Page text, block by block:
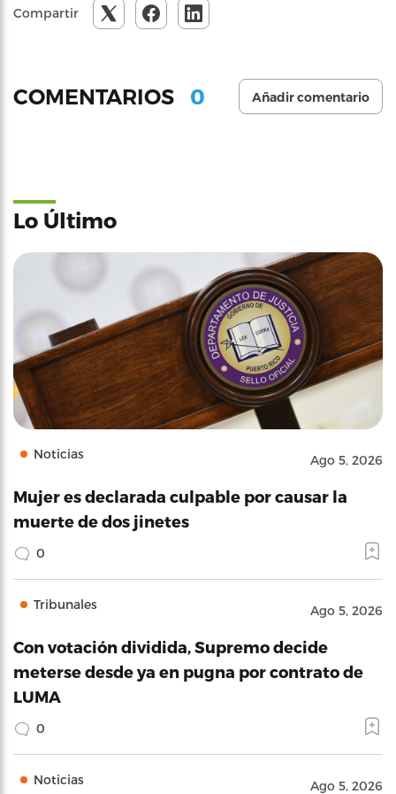
Compartir
COMENTARIOS 0 Añadir comentario
Lo Último
Noticias Ago 5, 2026
Mujer es declarada culpable por causar la
muerte de dos jinetes
0
Tribunales Ago 5, 2026
Con votación dividida, Supremo decide
meterse desde ya en pugna por contrato de
LUMA
0
Noticias Ago 5, 2026